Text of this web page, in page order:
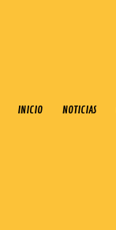
INICIO NOTICIAS